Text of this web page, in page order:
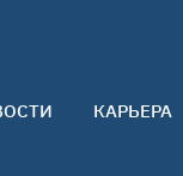
КАРЬЕРА